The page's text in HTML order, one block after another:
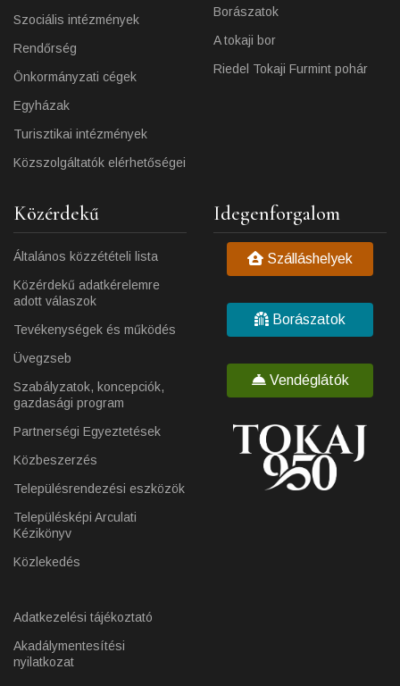
Szociális intézmények
Rendőrség
Önkormányzati cégek
Egyházak
Turisztikai intézmények
Közszolgáltatók elérhetőségei
Borászatok
A tokaji bor
Riedel Tokaji Furmint pohár
Közérdekű
Általános közzétételi lista
Közérdekű adatkérelemre
adott válaszok
Tevékenységek és működés
Üvegzseb
Szabályzatok, koncepciók,
gazdasági program
Partnerségi Egyeztetések
Közbeszerzés
Településrendezési eszközök
Településképi Arculati
Kézikönyv
Közlekedés
Adatkezelési tájékoztató
Akadálymentesítési
nyilatkozat
Idegenforgalom
Szálláshelyek
Borászatok
Vendéglátók